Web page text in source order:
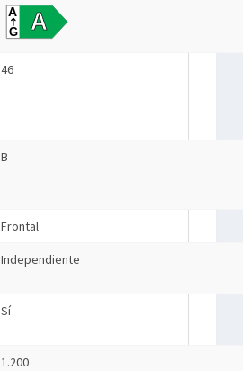
46
B
Frontal
Independiente
Sí
1.200